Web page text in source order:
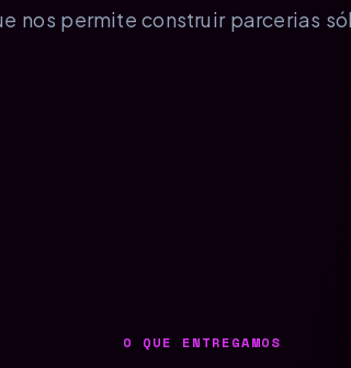
nos permite construir parcerias
O QUE ENTREGAMOS